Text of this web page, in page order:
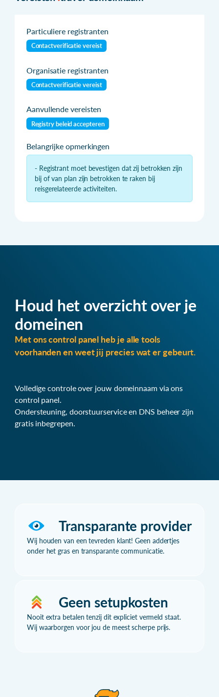
Particuliere registranten
Contactverificatie vereist
Organisatie registranten
Contactverificatie vereist
Aanvullende vereisten
Registry beleid accepteren
Belangrijke opmerkingen
- Registrant moet bevestigen dat zij betrokken zijn
bij of van plan zijn betrokken te raken bij
reisgerelateerde activiteiten.
Houd het overzicht over je
domeinen
Met ons control panel heb je alle tools
voorhanden en weet jij precies wat er gebeurt.
Volledige controle over jouw domeinnaam via ons
control panel.
Ondersteuning, doorstuurservice en DNS beheer zijn
gratis inbegrepen.
Transparante provider
Wij houden van een tevreden klant! Geen addertjes
onder het gras en transparante communicatie.
Geen setupkosten
Nooit extra betalen tenzij dit expliciet vermeld staat.
Wij waarborgen voor jou de meest scherpe prijs.